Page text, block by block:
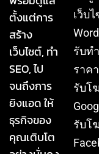
ตั้งแต่การ
สร้าง
เว็บไซต์, ทำ
SEO, ไป
จนถึงการ
ยิงแอด ให้
ธุรกิจของ
คุณเติบโต
เว็บ
รับท
ราค
รับโ
รับโ